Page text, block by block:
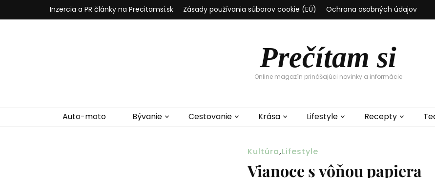
Inzercia a PR články na Precitamsi.sk Zásady používania súborov cookie (EÚ) Ochrana osobných údajov
Prečítam si
Online magazín prinášajúci novinky a informácie
Auto-moto Bývanie Cestovanie Krása Lifestyle Recepty
Kultúra,Lifestyle
Vianoce s vôňou papiera